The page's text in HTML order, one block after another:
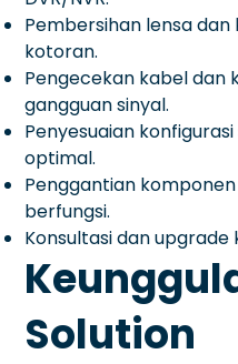
Pembersihan lensa
kotoran.
Pengecekan kabel dan
gangguan sinyal.
Penyesuaian
optimal.
Penggantian
berfungsi.
Konsultasi dan
Solution